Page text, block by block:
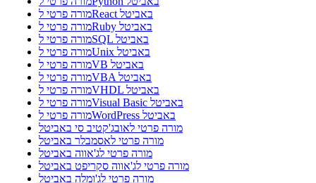
מורה פרטי לReact באביטל
מורה פרטי לRuby באביטל
מורה פרטי לSQL באביטל
מורה פרטי לUnix באביטל
מורה פרטי לVB באביטל
מורה פרטי לVBA באביטל
מורה פרטי לVHDL באביטל
מורה פרטי לVisual Basic באביטל
מורה פרטי לWordPress באביטל
מורה פרטי לאובג'קטיב סי באביטל
מורה פרטי לאסמבלר באביטל
מורה פרטי לג'אווה באביטל
מורה פרטי לג'אווה סקריפט באביטל
מורה פרטי לג'ומלה באביטל